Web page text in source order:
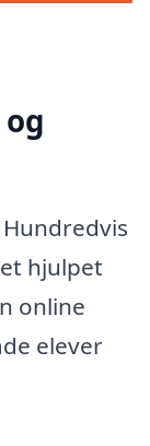
hjulpet
online
elever